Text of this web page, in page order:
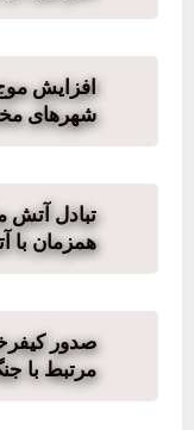
افزایش
شهرهای
تبادل آتش
همزمان
صدور
مرتبط با